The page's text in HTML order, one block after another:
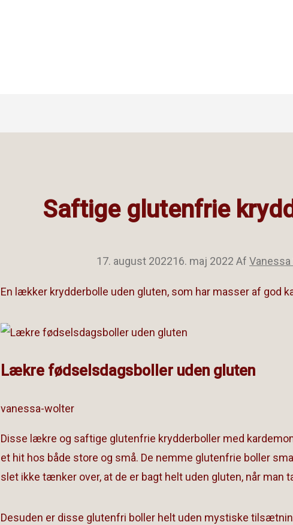
Saftige glutenfrie
17. august 202216. maj 2022 Af
En lækker krydderbolle uden gluten, som har masser af god
Lækre fødselsdagsboller uden gluten
vanessa-wolter
Disse lækre og saftige glutenfrie krydderboller med
et hit hos både store og små. De nemme glutenfrie boller
slet ikke tænker over, at de er bagt helt uden gluten, når man
Desuden er disse glutenfri boller helt uden mystiske